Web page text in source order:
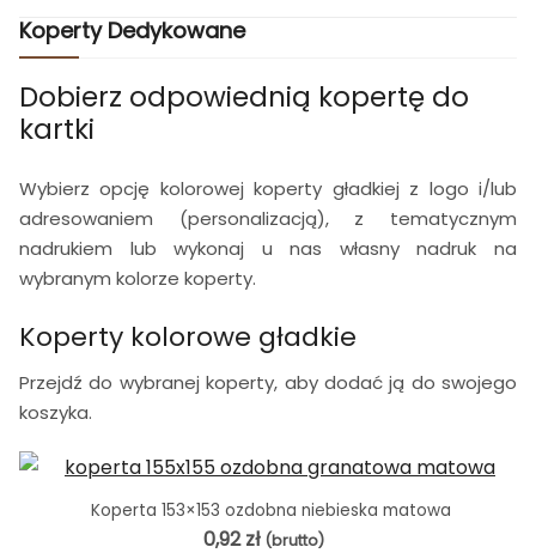
Koperty Dedykowane
Dobierz odpowiednią kopertę do
kartki
Wybierz opcję kolorowej koperty gładkiej z logo i/lub
adresowaniem (personalizacją), z tematycznym
nadrukiem lub wykonaj u nas własny nadruk na
wybranym kolorze koperty.
Koperty kolorowe gładkie
Przejdź do wybranej koperty, aby dodać ją do swojego
koszyka.
Koperta 153×153 ozdobna niebieska matowa
0,92zł (brutto)